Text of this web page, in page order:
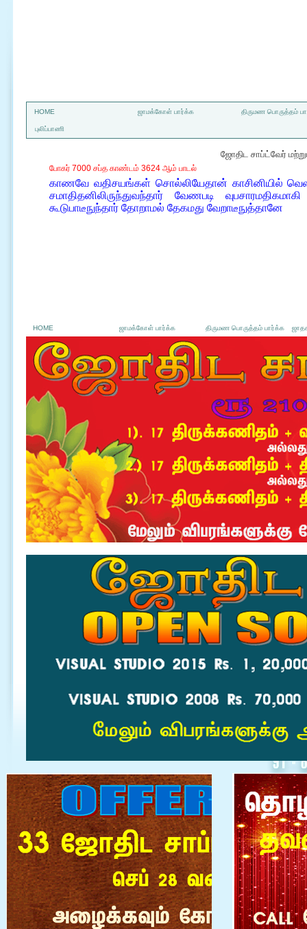
HOME ஜாமக்கோள் பார்க்க திருமண பொருத்தம்
புலிப்பாணி
ஜோதிட சாப்ட்வேர்
போகர் 7000 சப்த காண்டம் 3624 ஆம் பாடல்
காணவே வதிசயங்கள் சொல்லியேதான் காசினியில்
சமாதிதனிலிருந்துவந்தார் வேணபடி
கூடுபாடீநுந்தார் தோறாமல் தேகமது வேறாடீநுத்தானே
HOME ஜாமக்கோள் பார்க்க திருமண பொருத்தம் பார்க்க